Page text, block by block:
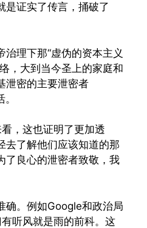
是证实了传言，捅破了
理下那“虚伪的资本主义
，大到当今圣上的家庭和
泄密的主要泄密者
，这也证明了更加透
去了解他们应该知道的那
了良心的泄密者致敬，我
确。例如Google和政治局
听风就是雨的前科。这